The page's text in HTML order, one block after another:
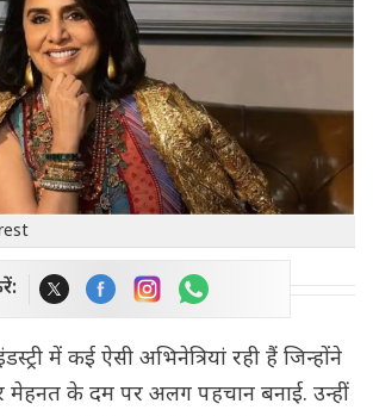
में कई ऐसी अभिनेत्रियां रही हैं जिन्होंने
के दम पर अलग पहचान बनाई. उन्हीं